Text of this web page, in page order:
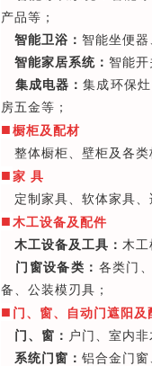
产品等；
智能卫浴： 智能坐便
智能家居系统： 智能
集成电器：集成环保
房五金等；
■ 橱柜及配材
整体橱柜、壁柜及各类
■ 家 具
定制家具、软体家具、
■ 木工设备及配件
木工设备及工具： 木
门窗设备类： 各类门
备、公装模刃具；
■ 门、窗、自动门遮阳及
门、窗： 户门、室内
系统门窗： 铝合金门